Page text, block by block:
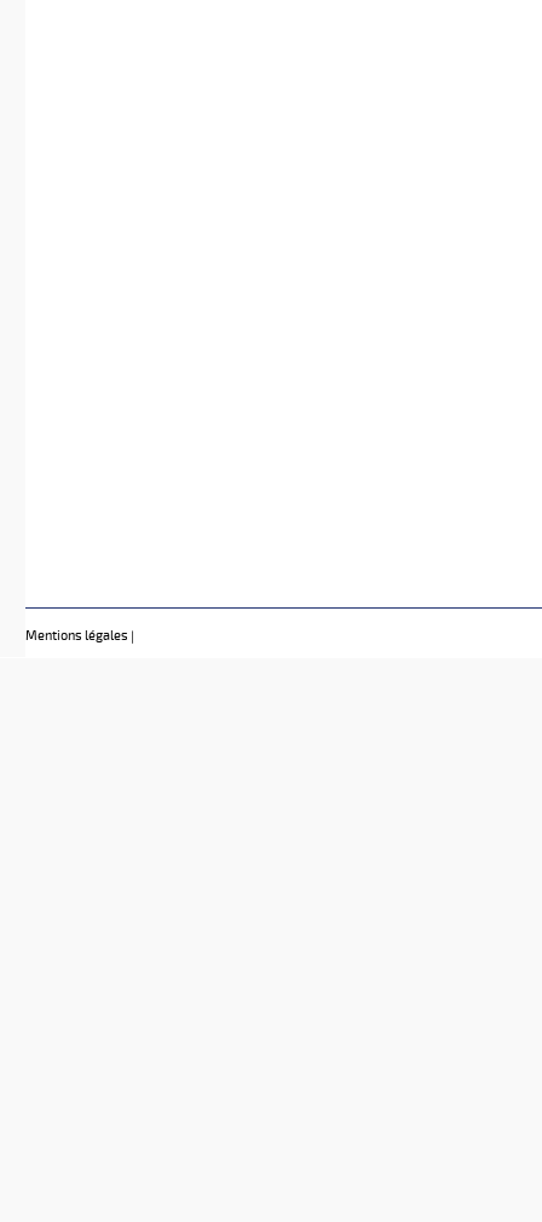
Mentions légales |